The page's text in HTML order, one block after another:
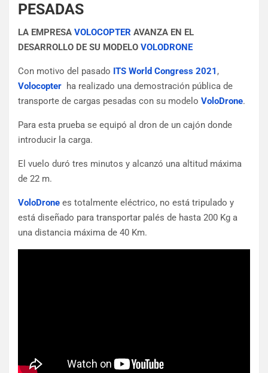
PESADAS
LA EMPRESA VOLOCOPTER AVANZA EN EL
DESARROLLO DE SU MODELO VOLODRONE
Con motivo del pasado ITS World Congress 2021 ,
Volocopter ha realizado una demostración pública de
transporte de cargas pesadas con su modelo VoloDrone.
Para esta prueba se equipó al dron de un cajón donde
introducir la carga.
El vuelo duró tres minutos y alcanzó una altitud máxima
de 22 m.
VoloDrone es totalmente eléctrico, no está tripulado y
está diseñado para transportar palés de hasta 200 Kg a
una distancia máxima de 40 Km.